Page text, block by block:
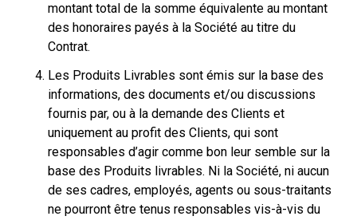
montant total de la somme équivalente au montant
des honoraires payés à la Société au titre du
Contrat.
Les Produits Livrables sont émis sur la base des
informations, des documents et/ou discussions
fournis par, ou à la demande des Clients et
uniquement au profit des Clients, qui sont
responsables d’agir comme bon leur semble sur la
base des Produits livrables. Ni la Société, ni aucun
de ses cadres, employés, agents ou sous-traitants
ne pourront être tenus responsables vis-à-vis du